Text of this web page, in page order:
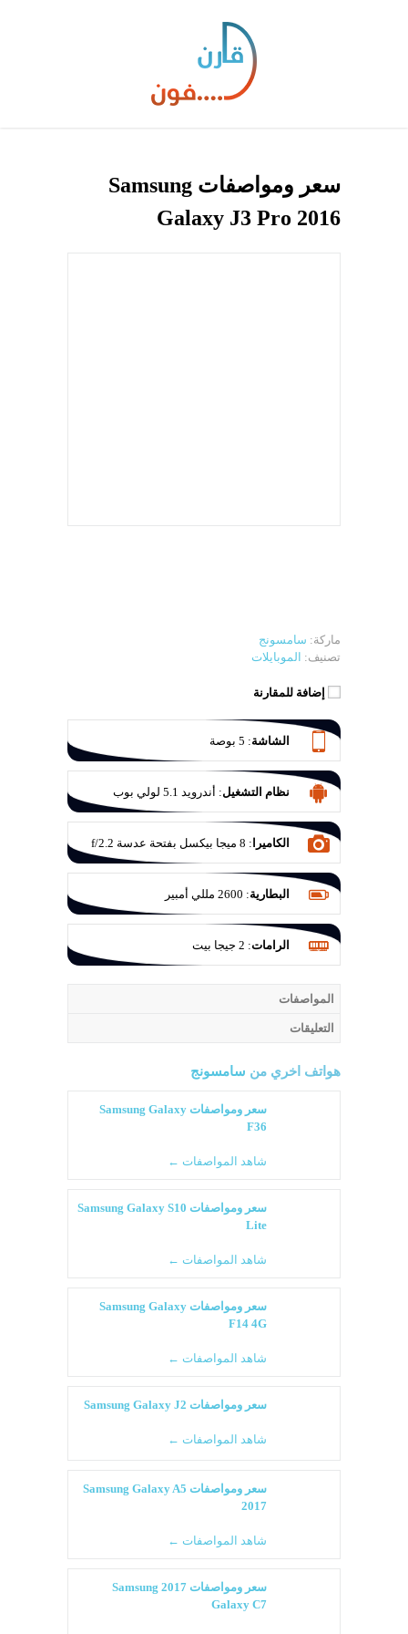
سعر ومواصفات Samsung
Galaxy J3 Pro 2016
ماركة: سامسونج
تصنيف: الموبايلات
إضافة للمقارنة
الشاشة: 5 بوصة
نظام التشغيل: أندرويد 5.1 لولي بوب
الكاميرا : 8 ميجا بيكسل بفتحة عدسة f/2.2
البطارية: 2600 مللي أمبير
الرامات: 2 جيجا بيت
المواصفات
التعليقات
هواتف اخري من سامسونج
سعر ومواصفات Samsung Galaxy
F36
شاهد المواصفات ←
سعر ومواصفات Samsung Galaxy S10
Lite
شاهد المواصفات ←
سعر ومواصفات Samsung Galaxy
F14 4G
شاهد المواصفات ←
سعر ومواصفات Samsung Galaxy J2
شاهد المواصفات ←
سعر ومواصفات Samsung Galaxy A5
2017
شاهد المواصفات ←
سعر ومواصفات 2017 Samsung
Galaxy C7